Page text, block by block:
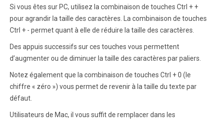
Si vous êtes sur PC, utilisez la combinaison de touches Ctrl + +
pour agrandir la taille des caractères. La combinaison de touches
Ctrl + - permet quant à elle de réduire la taille des caractères.
Des appuis successifs sur ces touches vous permettent
d’augmenter ou de diminuer la taille des caractères par paliers.
Notez également que la combinaison de touches Ctrl + 0 (le
chiffre « zéro ») vous permet de revenir à la taille du texte par
défaut.
Utilisateurs de Mac, il vous suffit de remplacer dans les